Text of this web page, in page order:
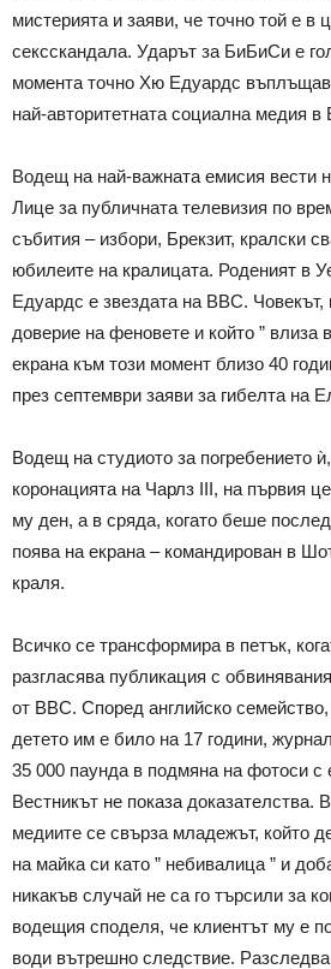
мистерията и заяви, че точно той е в
сексскандала. Ударът за БиБиСи е
момента точно Хю Едуардс
най-авторитетната социална медия в
Водещ на най-важната емисия вести
Лице за публичната телевизия по
събития – избори, Брекзит, кралски
юбилеите на кралицата. Роденият в
Едуардс е звездата на BBC.
доверие на феновете и който ” влиза
екрана към този момент близо 40
през септември заяви за гибелта на
Водещ на студиото за погребението
коронацията на Чарлз III, на първия
му ден, а в сряда, когато беше
поява на екрана – командирован в
краля.
Всичко се трансформира в петък,
разгласява публикация с
от BBC. Според английско
детето им е било на 17 години,
35 000 паунда в подмяна на фотоси с
Вестникът не показа доказателства.
медиите се свърза младежът, който
на майка си като ” небивалица ” и
никакъв случай не са го търсили за
водещия споделя, че клиентът му е
води вътрешно следствие.